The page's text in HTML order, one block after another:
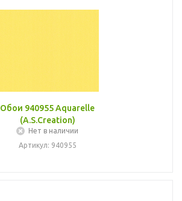
Обои 940955 Aquarelle
(A.S.Creation)
Нет в наличии
Артикул: 940955